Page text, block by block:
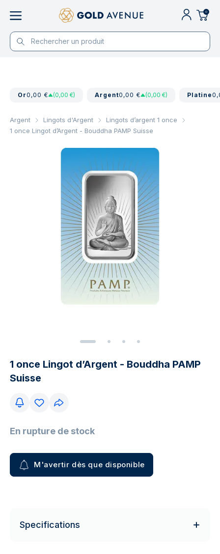
0
Or0,00 € (0,00 €) Argent0,00 € (0,00 €) Platine
Argent Lingots d'Argent
Lingots d’argent 1 once
1 once Lingot d’Argent - Bouddha PAMP Suisse
1 once Lingot d’Argent - Bouddha PAMP
Suisse
En rupture de stock
M'avertir dès que disponible
Specifications